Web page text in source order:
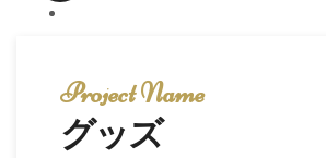
Project Name
グッズ